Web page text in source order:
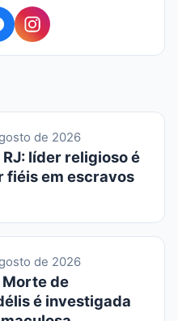
de 2026
líder religioso é
fiéis em escravos
de 2026
de
é investigada